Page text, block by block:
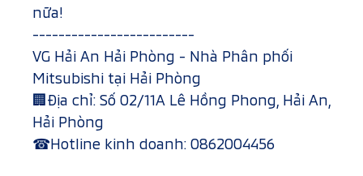
nữa!
-------------------------
VG Hải An Hải Phòng - Nhà Phân phối
Mitsubishi tại Hải Phòng
🏢Địa chỉ: Số 02/11A Lê Hồng Phong, Hải An,
Hải Phòng
☎Hotline kinh doanh: 0862004456